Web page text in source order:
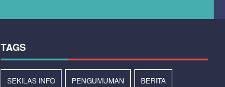
TAGS
SEKILAS INFO PENGUMUMAN BERITA